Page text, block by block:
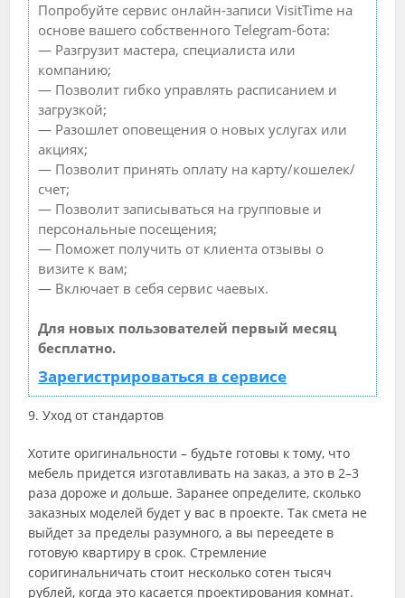
Попробуйте сервис онлайн-записи VisitTime на
основе вашего собственного Telegram-бота:
— Разгрузит мастера, специалиста или
компанию;
— Позволит гибко управлять расписанием и
загрузкой;
— Разошлет оповещения о новых услугах или
акциях;
— Позволит принять оплату на карту/кошелек/
счет;
— Позволит записываться на групповые и
персональные посещения;
— Поможет получить от клиента отзывы о
визите к вам;
— Включает в себя сервис чаевых.
Для новых пользователей первый месяц
бесплатно.
Зарегистрироваться в сервисе
9. Уход от стандартов
Хотите оригинальности – будьте готовы к тому, что
мебель придется изготавливать на заказ, а это в 2–3
раза дороже и дольше. Заранее определите, сколько
заказных моделей будет у вас в проекте. Так смета не
выйдет за пределы разумного, а вы переедете в
готовую квартиру в срок. Стремление
соригинальничать стоит несколько сотен тысяч
рублей, когда это касается проектирования комнат.